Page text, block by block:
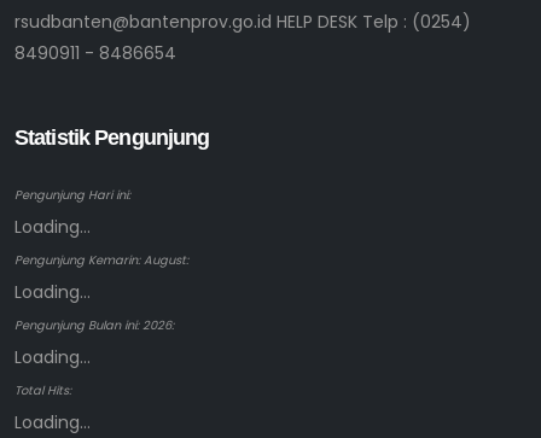
rsudbanten@bantenprov.go.id HELP DESK Telp : (0254)
8490911 - 8486654
Statistik Pengunjung
Pengunjung Hari ini:
Loading...
Pengunjung Kemarin: August:
Loading...
Pengunjung Bulan ini: 2026:
Loading...
Total Hits:
Loading...